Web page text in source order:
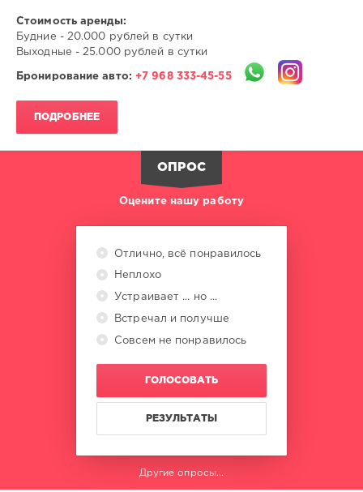
Стоимость аренды:
Будние - 20.000 рублей в сутки
Выходные - 25.000 рублей в сутки
Бронирование авто: +7 968 333-45-55
ПОДРОБНЕЕ
ОПРОС
Оцените нашу работу
Отлично, всё понравилось
Неплохо
Устраивает ... но ...
Встречал и получше
Совсем не понравилось
ГОЛОСОВАТЬ
РЕЗУЛЬТАТЫ
Другие опросы...